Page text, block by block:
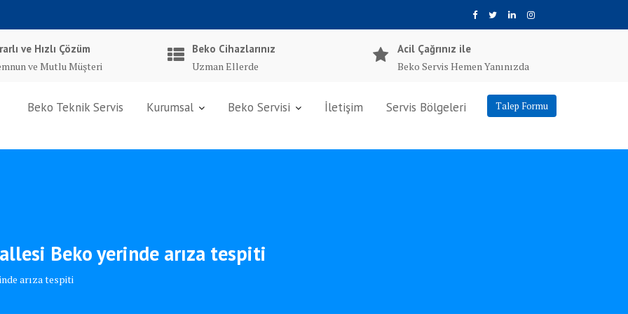
ve Hızlı Çözüm
ve Mutlu Müşteri
Beko Cihazlarınız
Uzman Ellerde
Acil Çağrınız ile
Beko Servis Hemen Yanınızda
Talep Formu
Beko Teknik Servis Kurumsal Beko Servisi İletişim Servis Bölgeleri
Beko yerinde arıza tespiti
arıza tespiti